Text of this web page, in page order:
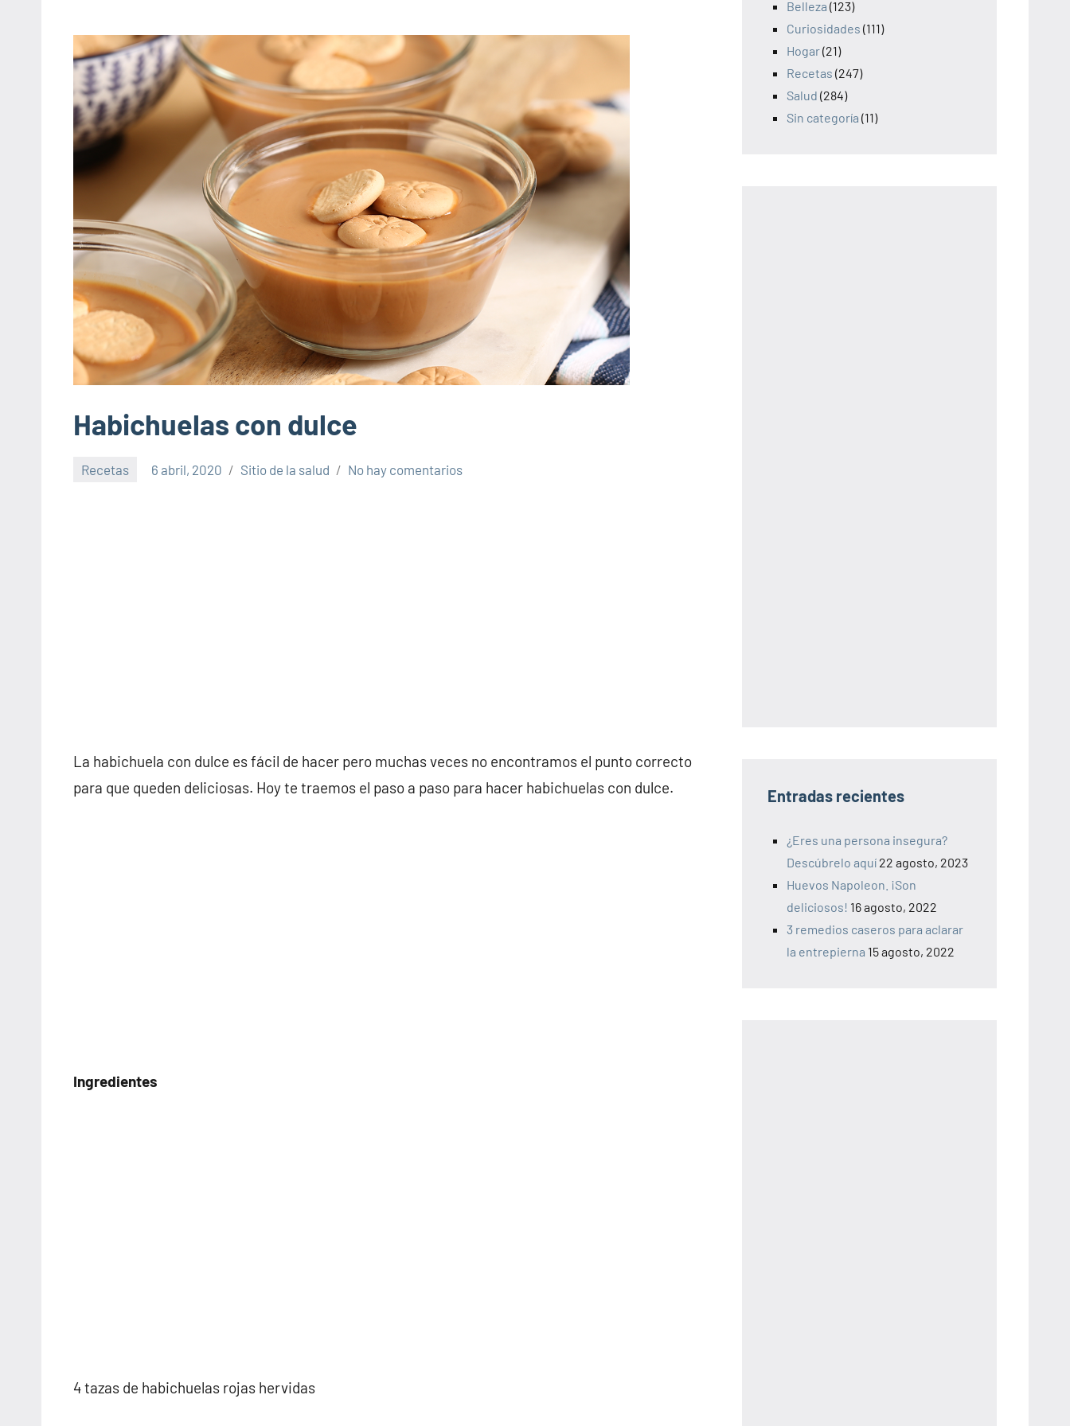
Habichuelas con dulce
Recetas 6 abril, 2020 Sitio de la salud No hay comentarios
La habichuela con dulce es fácil de hacer pero muchas veces no encontramos el punto correcto
para que queden deliciosas. Hoy te traemos el paso a paso para hacer habichuelas con dulce.
Ingredientes
4 tazas de habichuelas rojas hervidas
Belleza (123)
Curiosidades (111)
Hogar(21)
Recetas (247)
Salud (284)
Sin categoría (11)
Entradas recientes
¿Eres una persona insegura?
Descúbrelo aquí 22 agosto, 2023
Huevos Napoleon. ¡Son
deliciosos! 16 agosto, 2022
3 remedios caseros para aclarar
la entrepierna 15 agosto, 2022